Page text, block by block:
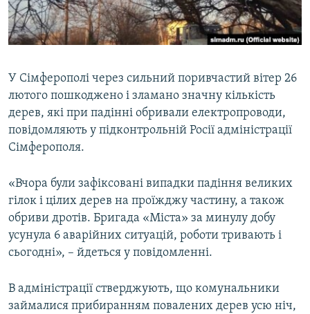
ВІДЕОУРОКИ «ELIFBE»
СВІДЧЕННЯ ОКУПАЦІЇ
ІНФОГРАФІКА
Русский
Qırımtatar
ДОЛУЧАЙСЯ!
Усі сайти RFE/RL
У Сімферополі через сильний поривчастий вітер 26
лютого пошкоджено і зламано значну кількість
дерев, які при падінні обривали електропроводи,
повідомляють у підконтрольній Росії адміністрації
Сімферополя.
«Вчора були зафіксовані випадки падіння великих
гілок і цілих дерев на проїжджу частину, а також
обриви дротів. Бригада «Міста» за минулу добу
усунула 6 аварійних ситуацій, роботи тривають і
сьогодні», – йдеться у повідомленні.
В адміністрації стверджують, що комунальники
займалися прибиранням повалених дерев усю ніч,